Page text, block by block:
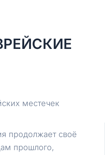
местечек
продолжает своё
прошлого,